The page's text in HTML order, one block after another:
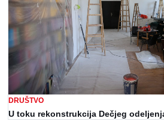
DRUŠTVO
U toku rekonstrukcija Dečjeg